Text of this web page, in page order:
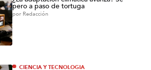
pero a paso de tortuga
por Redacción
CIENCIA Y TECNOLOGÍA